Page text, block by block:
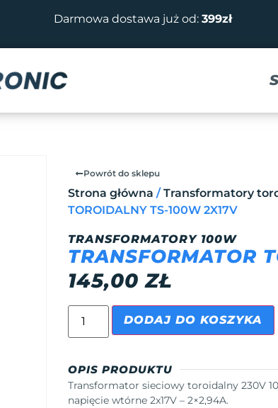
Darmowa dostawa już od: 399zł
Powrót do sklepu
Strona główna /Transformatory
TOROIDALNY TS-100W 2X17V
TRANSFORMATORY 100W
TRANSFORMATOR
145,00ZŁ
DODAJ DO KOSZYKA
OPIS PRODUKTU
Transformator sieciowy toroidalny 230V
napięcie wtórne 2x17V – 2×2,94A.